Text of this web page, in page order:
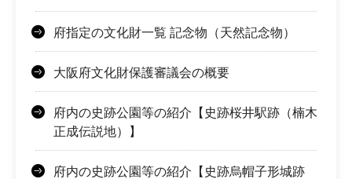
府指定の文化財一覧 記念物（天然記念物）
大阪府文化財保護審議会の概要
府内の史跡公園等の紹介【史跡桜井駅跡（楠木
正成伝説地）】
府内の史跡公園等の紹介【史跡烏帽子形城跡